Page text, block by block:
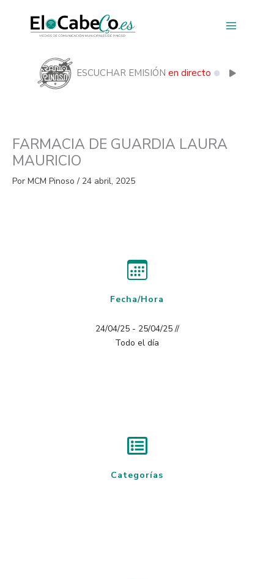
contenido
ESCUCHAR EMISIÓN en directo
FARMACIA DE GUARDIA LAURA
MAURICIO
Por MCM Pinoso / 24 abril, 2025
Fecha/Hora
24/04/25 - 25/04/25 //
Todo el día
Categorías